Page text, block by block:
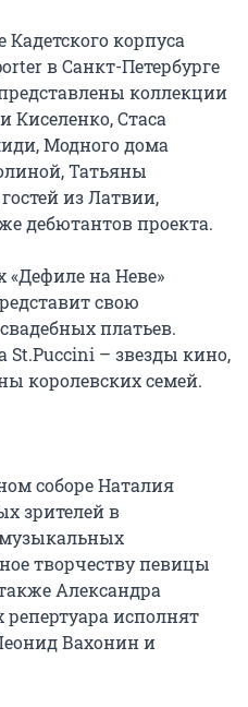
корпуса
в Санкт-Петербурге
коллекции
Киселенко, Стаса
Модного дома
Татьяны
из Латвии,
дебютантов проекта.
«Дефиле на Неве»
свою
платьев.
St.Puccini – звезды кино,
королевских семей.
соборе Наталия
зрителей в
музыкальных
творчеству певицы
Александра
репертуара исполнят
Вахонин и